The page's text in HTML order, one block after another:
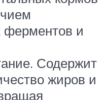
ферментов и
Содержит
жиров и